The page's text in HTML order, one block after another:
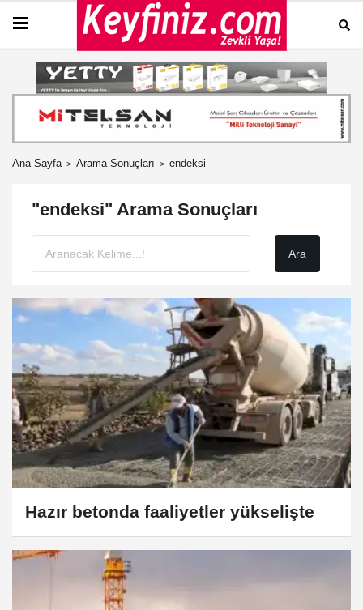
Ana Sayfa Arama Sonuçları endeksi
"endeksi" Arama Sonuçları
Hazır betonda faaliyetler yükselişte